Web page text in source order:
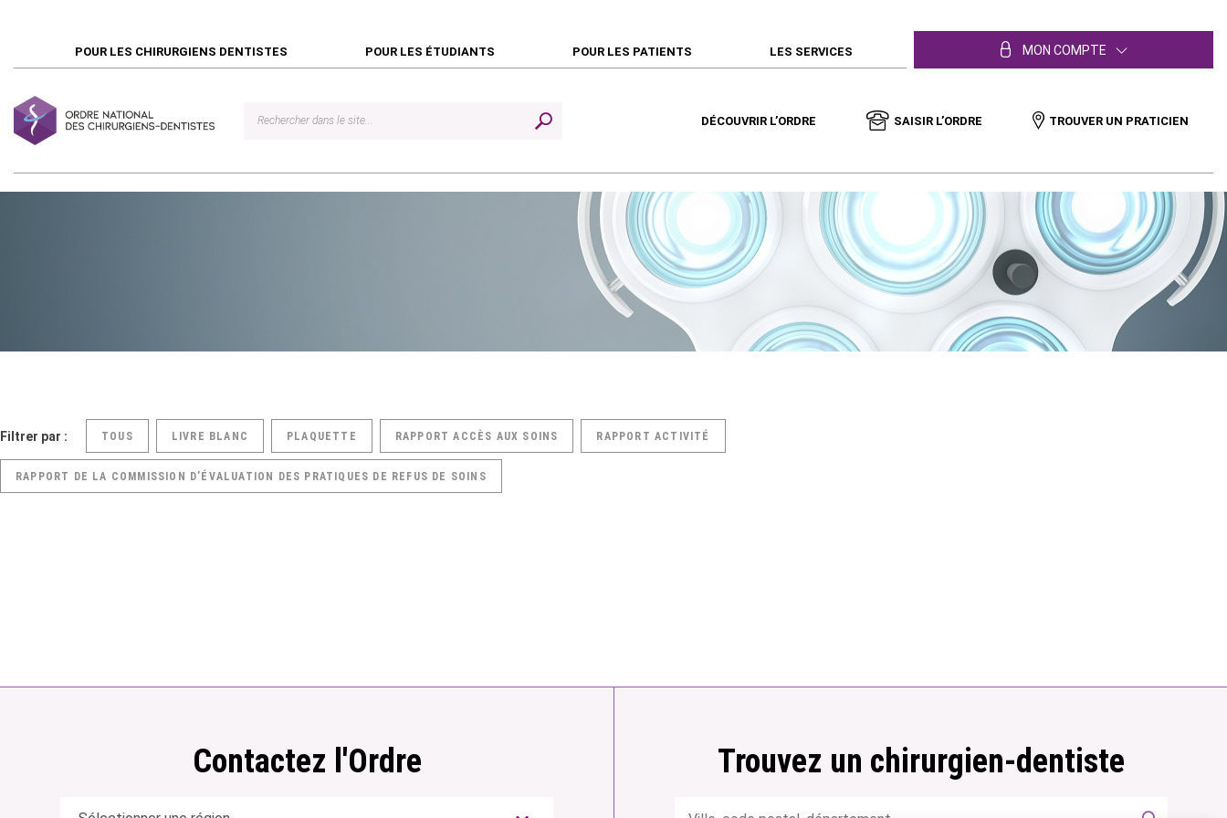
POUR LES CHIRURGIENS DENTISTES POUR LES ÉTUDIANTS POUR LES PATIENTS LES SERVICES MON COMPTE
DÉCOUVRIR L’ORDRE SAISIR L’ORDRE TROUVER UN PRATICIEN
Filtrer par : TOUS LIVRE BLANC PLAQUETTE RAPPORT ACCÈS AUX SOINS RAPPORT ACTIVITÉ
RAPPORT DE LA COMMISSION D’ÉVALUATION DES PRATIQUES DE REFUS DE SOINS
Contactez l'Ordre Trouvez un chirurgien-dentiste